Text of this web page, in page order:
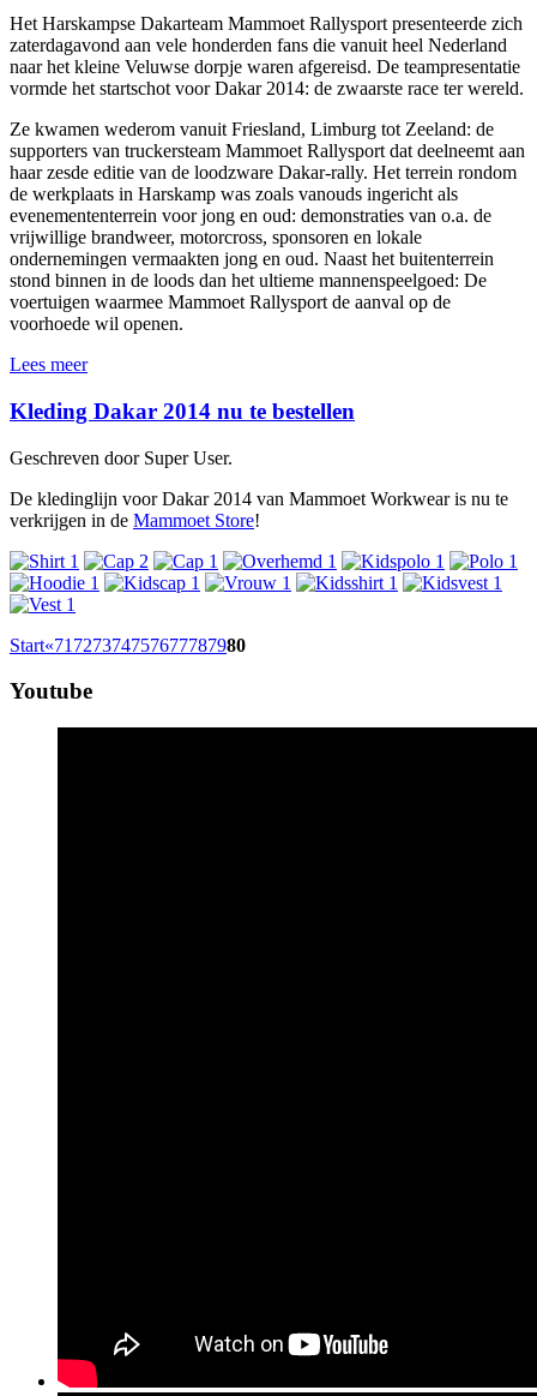
Het Harskampse Dakarteam Mammoet Rallysport presenteerde zich
zaterdagavond aan vele honderden fans die vanuit heel Nederland
naar het kleine Veluwse dorpje waren afgereisd. De teampresentatie
vormde het startschot voor Dakar 2014: de zwaarste race ter wereld.
Ze kwamen wederom vanuit Friesland, Limburg tot Zeeland: de
supporters van truckersteam Mammoet Rallysport dat deelneemt aan
haar zesde editie van de loodzware Dakar-rally. Het terrein rondom
de werkplaats in Harskamp was zoals vanouds ingericht als
evenemententerrein voor jong en oud: demonstraties van o.a. de
vrijwillige brandweer, motorcross, sponsoren en lokale
ondernemingen vermaakten jong en oud. Naast het buitenterrein
stond binnen in de loods dan het ultieme mannenspeelgoed: De
voertuigen waarmee Mammoet Rallysport de aanval op de
voorhoede wil openen.
Lees meer
Kleding Dakar 2014 nu te bestellen
Geschreven door Super User.
De kledinglijn voor Dakar 2014 van Mammoet Workwear is nu te
verkrijgen in de Mammoet Store!
Start«71 727374757677787980
Youtube